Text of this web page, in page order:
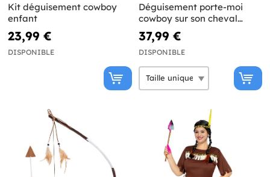
Kit déguisement cowboy
enfant
23,99 €
DISPONIBLE
Déguisement porte-moi
cowboy sur son cheval
gonflable adulte
37,99 €
DISPONIBLE